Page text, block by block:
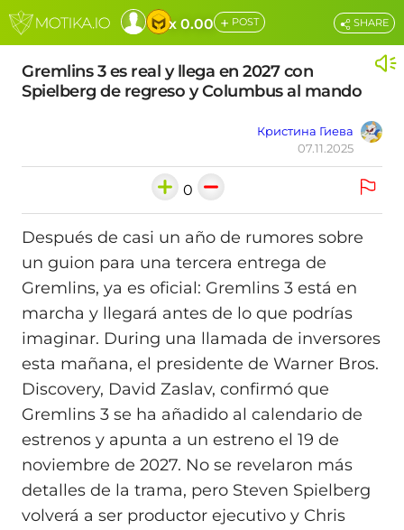
x 0.00 + POST
Gremlins 3 es real y llega en 2027 con
Spielberg de regreso y Columbus al mando
Кристина Гиева
07.11.2025
SHARE
0
Después de casi un año de rumores sobre
un guion para una tercera entrega de
Gremlins, ya es oficial: Gremlins 3 está en
marcha y llegará antes de lo que podrías
imaginar. During una llamada de inversores
esta mañana, el presidente de Warner Bros.
Discovery, David Zaslav, confirmó que
Gremlins 3 se ha añadido al calendario de
estrenos y apunta a un estreno el 19 de
noviembre de 2027. No se revelaron más
detalles de la trama, pero Steven Spielberg
volverá a ser productor ejecutivo y Chris